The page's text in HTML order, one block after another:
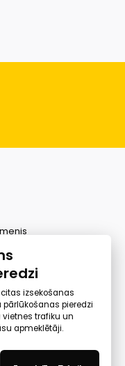
izsekošanas
pieredzi
trafiku un
apmeklētāji.